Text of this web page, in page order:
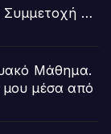
Συμμετοχή …
Μάθημα.
μου μέσα από